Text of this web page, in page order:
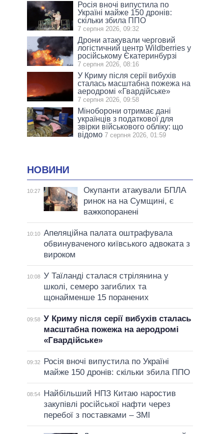
Росія вночі випустила по
Україні майже 150 дронів:
скільки збила ППО
7 серпня 2026, 09:32
Дрони атакували черговий
логістичний центр Wildberries у
російському Єкатеринбурзі
7 серпня 2026, 08:16
У Криму після серії вибухів
сталась масштабна пожежа на
аеродромі «Гвардійське»
7 серпня 2026, 09:58
Міноборони отримає дані
українців з податкової для
звірки військового обліку: що
відомо 7 серпня 2026, 01:59
НОВИНИ
10:27
Окупанти атакували БПЛА
ринок на на Сумщині, є
важкопоранені
10:10 Апеляційна палата оштрафувала
обвинуваченого київського адвоката з
вироком
10:08 У Таїланді сталася стрілянина у
школі, семеро загиблих та
щонайменше 15 поранених
09:58 У Криму після серії вибухів сталась
масштабна пожежа на аеродромі
«Гвардійське»
09:32
Росія вночі випустила по Україні
майже 150 дронів: скільки збила ППО
08:54
Найбільший НПЗ Китаю наростив
закупівлі російської нафти через
перебої з поставками – ЗМІ